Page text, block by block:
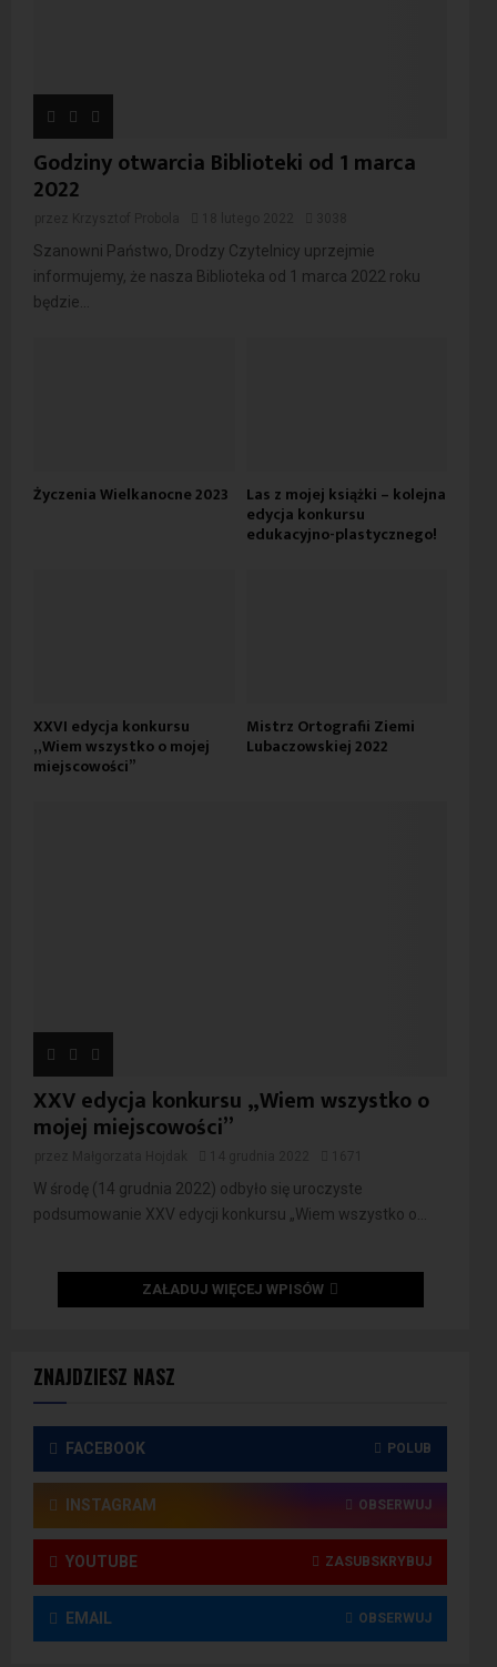
ZNAJDZIESZ NASZ
FACEBOOK POLUB
INSTAGRAM OBSERWUJ
YOUTUBE ZASUBSKRYBUJ
EMAIL OBSERWUJ
Godziny otwarcia Biblioteki od 1 marca
2022
Szanowni Państwo, Drodzy Czytelnicy uprzejmie
informujemy, że nasza Biblioteka od 1 marca 2022 roku
będzie...
Życzenia Wielkanocne 2023 Las z mojej książki – kolejna
edycja konkursu
edukacyjno-plastycznego!
XXVI edycja konkursu
„Wiem wszystko o mojej
miejscowości”
Mistrz Ortografii Ziemi
Lubaczowskiej 2022
XXV edycja konkursu „Wiem wszystko o
mojej miejscowości”
W środę (14 grudnia 2022) odbyło się uroczyste
podsumowanie XXV edycji konkursu „Wiem wszystko o...
ZAŁADUJ WIĘCEJ WPISÓW